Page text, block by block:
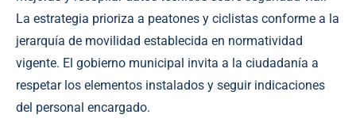
La estrategia prioriza a peatones y ciclistas conforme a la
jerarquía de movilidad establecida en normatividad
vigente. El gobierno municipal invita a la ciudadanía a
respetar los elementos instalados y seguir indicaciones
del personal encargado.